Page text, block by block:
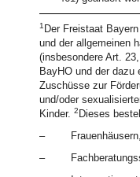
1 Der Freistaat
und der allgemeinen
(insbesondere Art.
BayHO und der dazu
Zuschüsse zur
und/oder
Kinder. 2 Dieses
–
Frauenhäusern,
–